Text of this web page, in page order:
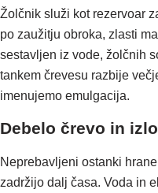
Žolčnik služi kot rezervoar
po zaužitju obroka, zlasti
sestavljen iz vode, žolčnih
tankem črevesu razbije
imenujemo emulgacija.
Debelo črevo in
Neprebavljeni ostanki
zadržijo dalj časa. Voda in